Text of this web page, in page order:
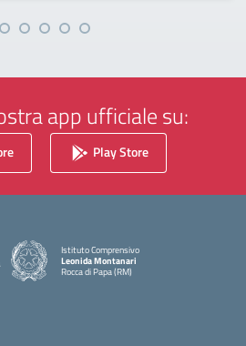
app ufficiale su:
Play Store
Istituto Comprensivo
Leonida Montanari
Rocca di Papa (RM)
— Visita la pagina iniziale della scuola